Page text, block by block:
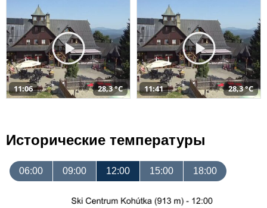
11:06 28,3 °C 11:41 28,3 °C
Исторические температуры
06:00 09:00 12:00 15:00 18:00